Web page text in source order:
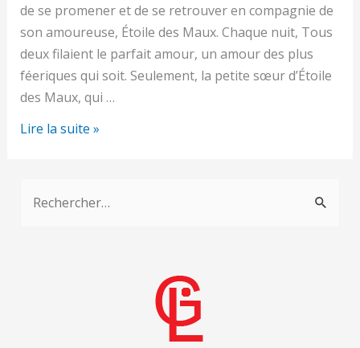
de se promener et de se retrouver en compagnie de
son amoureuse, Étoile des Maux. Chaque nuit, Tous
deux filaient le parfait amour, un amour des plus
féeriques qui soit. Seulement, la petite sœur d’Étoile
des Maux, qui …
FREDO
Lire la suite »